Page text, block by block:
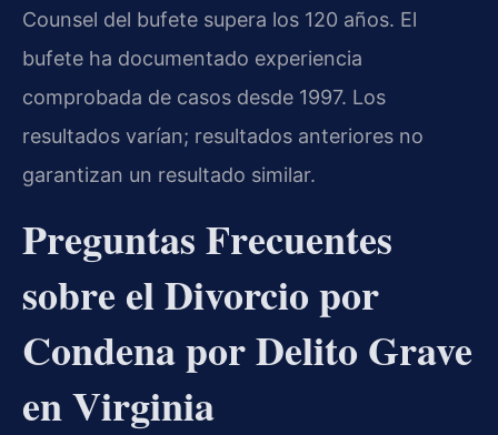
Counsel del bufete supera los 120 años. El
bufete ha documentado experiencia
comprobada de casos desde 1997. Los
resultados varían; resultados anteriores no
garantizan un resultado similar.
Preguntas Frecuentes
sobre el Divorcio por
Condena por Delito Grave
en Virginia